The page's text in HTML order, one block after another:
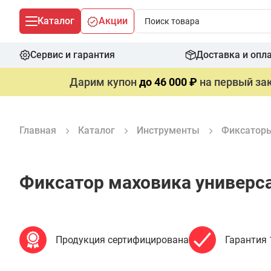
Каталог Акции
Сервис и гарантия Доставка и
Дарим купондо 46 000 ₽ на первый
Главная Каталог Инструменты
Фиксатор маховика
Продукция сертифицирована Гарантия